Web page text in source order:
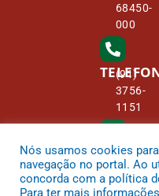
68450-
000
(91)
3756-
1151
E-MAIL
a.gov.br
Nós usamos cookies
navegação no portal. Ao
concorda com a política
Para ter mais